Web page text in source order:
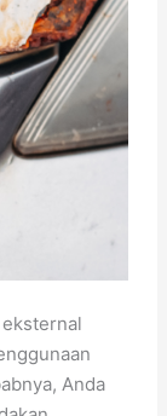
Anda